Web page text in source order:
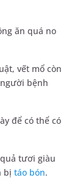
ăn quá no
vết mổ còn
bệnh
để có thể có
tươi giàu
bịtáo bón.